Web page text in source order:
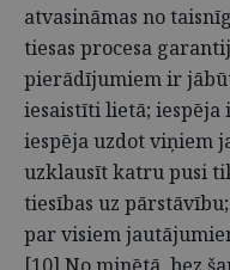
atvasināmas no
tiesas procesa
pierādījumiem ir
iesaistīti lietā; iespēja
iespēja uzdot viņiem
uzklausīt katru pusi
tiesības uz
par visiem